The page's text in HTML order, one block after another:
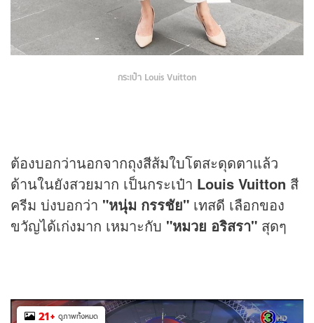
กระเป๋า Louis Vuitton
ต้องบอกว่านอกจากถุงสีส้มใบโตสะดุดตาแล้ว
ด้านในยังสวยมาก เป็นกระเป๋า Louis Vuitton สี
ครีม บ่งบอกว่า "หนุ่ม กรรชัย" เทสดี เลือกของ
ขวัญได้เก่งมาก เหมาะกับ "หมวย อริสรา" สุดๆ
21+ ดูภาพทั้งหมด